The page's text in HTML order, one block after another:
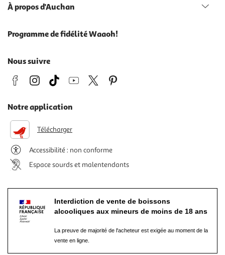
À propos d'Auchan
Programme de fidélité Waaoh!
Nous suivre
Notre application
Télécharger
Accessibilité : non conforme
Espace sourds et malentendants
Interdiction de vente de boissons
alcooliques aux mineurs de moins de 18 ans
La preuve de majorité de l'acheteur est exigée au moment de la
vente en ligne.